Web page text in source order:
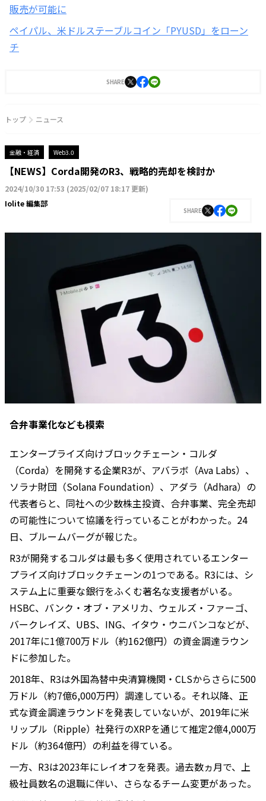
販売が可能に
ペイパル、米ドルステーブルコイン「PYUSD」をローン
チ
SHARE
トップ ニュース
金融・経済 Web3.0
【NEWS】Corda開発のR3、戦略的売却を検討か
2024/10/30 17:53 (2025/02/07 18:17 更新)
Iolite 編集部
SHARE
合弁事業化なども模索
エンタープライズ向けブロックチェーン・コルダ
（Corda）を開発する企業R3が、アバラボ（Ava Labs）、
ソラナ財団（Solana Foundation）、アダラ（Adhara）の
代表者らと、同社への少数株主投資、合弁事業、完全売却
の可能性について協議を行っていることがわかった。24
日、ブルームバーグが報じた。
R3が開発するコルダは最も多く使用されているエンター
プライズ向けブロックチェーンの1つである。R3には、シ
ステム上に重要な銀行をふくむ著名な支援者がいる。
HSBC、バンク・オブ・アメリカ、ウェルズ・ファーゴ、
バークレイズ、UBS、ING、イタウ・ウニバンコなどが、
2017年に1億700万ドル（約162億円）の資金調達ラウン
ドに参加した。
2018年、R3は外国為替中央清算機関・CLSからさらに500
万ドル（約7億6,000万円）調達している。それ以降、正
式な資金調達ラウンドを発表していないが、2019年に米
リップル（Ripple）社発行のXRPを通じて推定2億4,000万
ドル（約364億円）の利益を得ている。
一方、R3は2023年にレイオフを発表。過去数ヵ月で、上
級社員数名の退職に伴い、さらなるチーム変更があった。